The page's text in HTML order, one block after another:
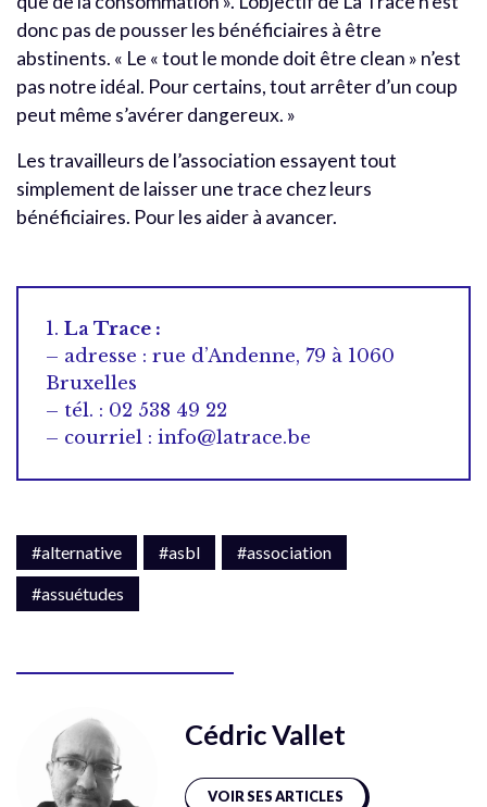
donc pas de pousser les bénéficiaires à être
abstinents. « Le « tout le monde doit être clean » n’est
pas notre idéal. Pour certains, tout arrêter d’un coup
peut même s’avérer dangereux. »
Les travailleurs de l’association essayent tout
simplement de laisser une trace chez leurs
bénéficiaires. Pour les aider à avancer.
1. La Trace :
– adresse : rue d’Andenne, 79 à 1060
Bruxelles
– tél. : 02 538 49 22
– courriel : info@latrace.be
#alternative #asbl
#association
#assuétudes
Cédric Vallet
VOIR SES ARTICLES